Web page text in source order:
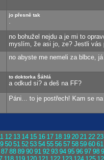
jo přesně tak
.
no bohužel nejdu a je mi to
myslím, že asi jo, ze? Jestli vás
no abyste me nemeli za blbce,
to doktorka Šáhlá
a odkud si? a deš na FF?
Páni... to je postřech! Kam se
12 13 14 15 16 17 18 19 20 21 22 23
50 51 52 53 54 55 56 57 58 59 60 61
87 88 89 90 91 92 93 94 95 96 97 98